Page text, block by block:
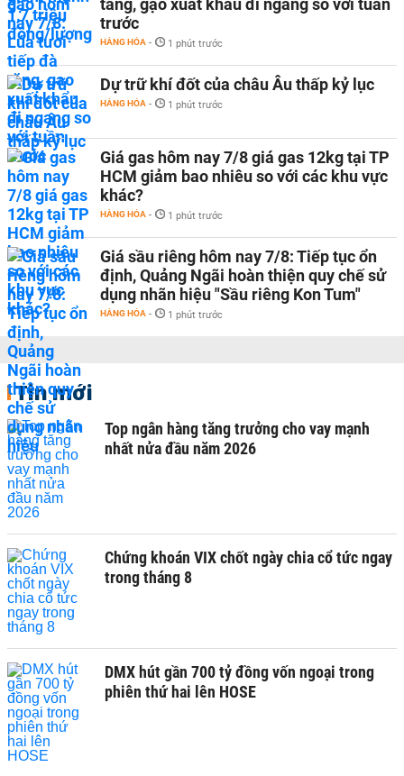
tăng, gạo xuất khẩu đi ngang so với tuần
trước
HÀNG HÓA - 1 phút trước
Dự trữ khí đốt của châu Âu thấp kỷ lục
HÀNG HÓA - 1 phút trước
Giá gas hôm nay 7/8 giá gas 12kg tại TP
HCM giảm bao nhiêu so với các khu vực
khác?
HÀNG HÓA - 1 phút trước
Giá sầu riêng hôm nay 7/8: Tiếp tục ổn
định, Quảng Ngãi hoàn thiện quy chế sử
dụng nhãn hiệu "Sầu riêng Kon Tum"
HÀNG HÓA - 1 phút trước
Tin mới
Top ngân hàng tăng trưởng cho vay mạnh
nhất nửa đầu năm 2026
Chứng khoán VIX chốt ngày chia cổ tức ngay
trong tháng 8
DMX hút gần 700 tỷ đồng vốn ngoại trong
phiên thứ hai lên HOSE